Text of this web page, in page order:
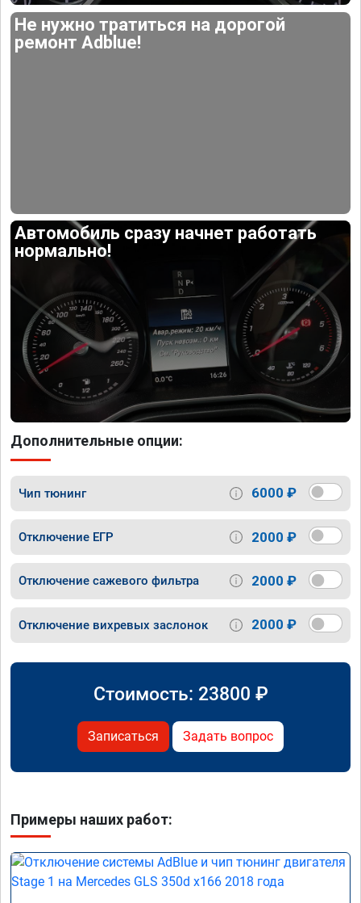
Не нужно тратиться на дорогой
ремонт Adblue!
Автомобиль сразу начнет работать
нормально!
Дополнительные опции:
Чип тюнинг 6000 ₽
Отключение ЕГР 2000 ₽
Отключение сажевого фильтра 2000 ₽
Отключение вихревых заслонок 2000 ₽
Стоимость: 23800 ₽
Записаться Задать вопрос
Примеры наших работ: